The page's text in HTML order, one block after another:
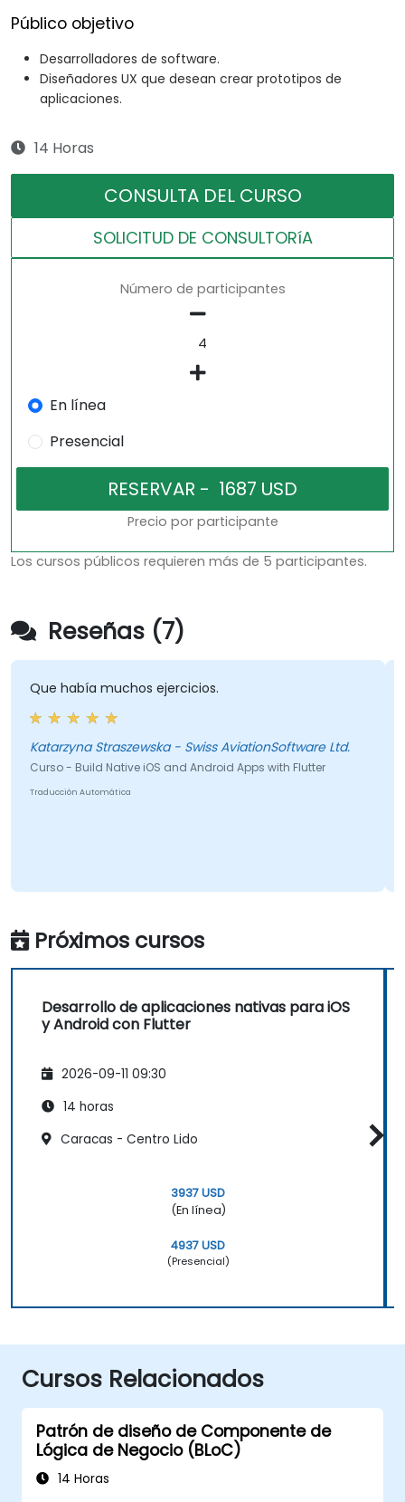
Público objetivo
Desarrolladores de software.
Diseñadores UX que desean crear prototipos de
aplicaciones.
14 Horas
CONSULTA DEL CURSO
SOLICITUD DE CONSULTORíA
Número de participantes
En línea
Presencial
Precio por participante
Los cursos públicos requieren más de 5 participantes.
Reseñas (7)
Que había muchos ejercicios.
Katarzyna Straszewska - Swiss AviationSoftware Ltd.
Curso - Build Native iOS and Android Apps with Flutter
Traducción Automática
Próximos cursos
Desarrollo de aplicaciones nativas para iOS
y Android con Flutter
2026-09-11 09:30
14 horas
Caracas - Centro Lido
3937 USD
(En línea)
4937 USD
(Presencial)
Cursos Relacionados
Patrón de diseño de Componente de
Lógica de Negocio (BLoC)
14 Horas